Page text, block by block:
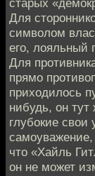
Для
символом
его, лояльный
Для
прямо
приходилось
нибудь, он
глубокие
что «Хайль
он не может